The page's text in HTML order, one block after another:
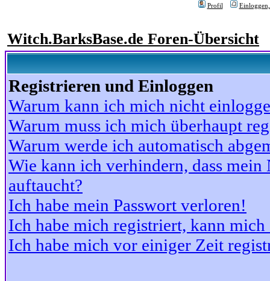
Profil
Witch.BarksBase.de Foren-Übersicht
Registrieren und Einloggen
Warum kann ich mich nicht
Warum muss ich mich überhaupt
Warum werde ich automatisch
Wie kann ich verhindern, dass
auftaucht?
Ich habe mein Passwort verloren!
Ich habe mich registriert, kann
Ich habe mich vor einiger Zeit